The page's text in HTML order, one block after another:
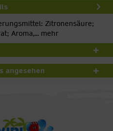
Zitronensäure;
Aroma,... mehr
angesehen